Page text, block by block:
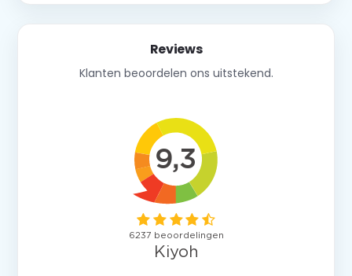
Reviews
Klanten beoordelen ons uitstekend.